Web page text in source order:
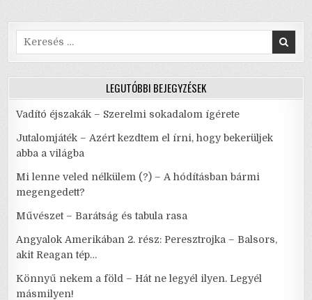
k
NEKEM
FÁJ
Search
for:
LEGUTÓBBI BEJEGYZÉSEK
Vadító éjszakák – Szerelmi sokadalom ígérete
Jutalomjáték – Azért kezdtem el írni, hogy bekerüljek
abba a világba
Mi lenne veled nélkülem (?) – A hódításban bármi
megengedett?
Művészet – Barátság és tabula rasa
Angyalok Amerikában 2. rész: Peresztrojka – Balsors,
akit Reagan tép…
Könnyű nekem a föld – Hát ne legyél ilyen. Legyél
másmilyen!